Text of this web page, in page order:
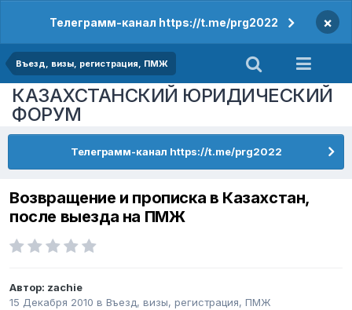
Телеграмм-канал https://t.me/prg2022 ×
Въезд, визы, регистрация, ПМЖ
КАЗАХСТАНСКИЙ ЮРИДИЧЕСКИЙ
ФОРУМ
Телеграмм-канал https://t.me/prg2022
Возвращение и прописка в Казахстан,
после выезда на ПМЖ
Автор: zachie
15 Декабря 2010 в Въезд, визы, регистрация, ПМЖ